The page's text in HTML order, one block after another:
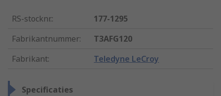
RS-stocknr.:
177-1295
Fabrikantnummer:
T3AFG120
Fabrikant: Teledyne LeCroy
Specificaties